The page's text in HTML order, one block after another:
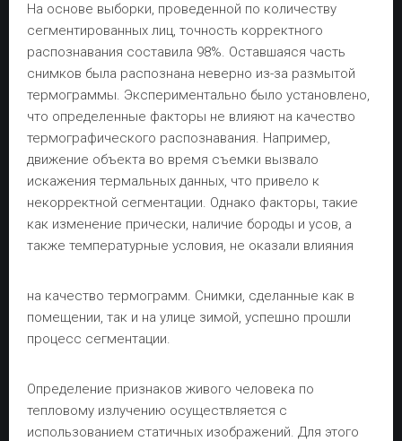
На основе выборки, проведенной по количеству
сегментированных лиц, точность корректного
распознавания составила 98%. Оставшаяся часть
снимков была распознана неверно из-за размытой
термограммы. Экспериментально было установлено,
что определенные факторы не влияют на качество
термографического распознавания. Например,
движение объекта во время съемки вызвало
искажения термальных данных, что привело к
некорректной сегментации. Однако факторы, такие
как изменение прически, наличие бороды и усов, а
также температурные условия, не оказали влияния
на качество термограмм. Снимки, сделанные как в
помещении, так и на улице зимой, успешно прошли
процесс сегментации.
Определение признаков живого человека по
тепловому излучению осуществляется с
использованием статичных изображений. Для этого